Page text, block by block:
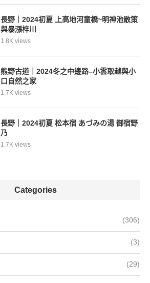
長野｜2024初夏 上高地河童橋~明神池散策
與暴漲梓川
1.8K views
熊野古道｜2024冬之中邊路–小雲取越與小
口自然之家
1.7K views
長野｜2024初夏 松本宿 あづみの湯 御宿野
乃
1.7K views
Categories
(306)
(3)
(29)